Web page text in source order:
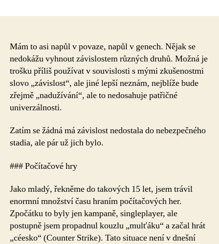
mých
závislostech
Mám to asi napůl v povaze, napůl v genech. Nějak se
nedokážu vyhnout závislostem různých druhů. Možná je
trošku příliš používat v souvislosti s mými zkušenostmi
slovo „závislost“, ale jiné lepší neznám, nejblíže bude
zřejmě „nadužívání“, ale to nedosahuje patřičné
univerzálnosti.
Zatím se žádná má závislost nedostala do nebezpečného
stadia, ale pár už jich bylo.
### Počítačové hry
Jako mladý, řekněme do takových 15 let, jsem trávil
enormní množství času hraním počítačových her.
Zpočátku to byly jen kampaně, singleplayer, ale
postupně jsem propadnul kouzlu „mulťáku“ a začal hrát
„céesko“ (Counter Strike). Tato situace není v dnešní